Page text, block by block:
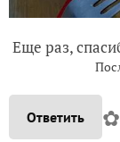
Еще раз,
Ответить ✿